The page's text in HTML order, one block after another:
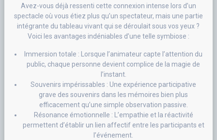
Avez-vous déjà ressenti cette connexion intense lors d’un
spectacle où vous étiez plus qu’un spectateur, mais une partie
intégrante du tableau vivant qui se déroulait sous vos yeux ?
Voici les avantages indéniables d’une telle symbiose :
Immersion totale : Lorsque l’animateur capte l’attention du
public, chaque personne devient complice de la magie de
l’instant.
Souvenirs impérissables : Une expérience participative
grave des souvenirs dans les mémoires bien plus
efficacement qu’une simple observation passive.
Résonance émotionnelle : L’empathie et la réactivité
permettent d’établir un lien affectif entre les participants et
l’événement.